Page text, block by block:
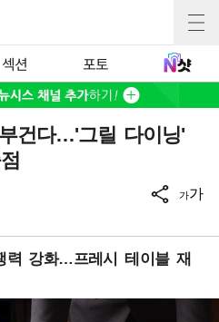
섹션 포토
건다…'그릴 다이닝'
가가
력 강화…프레시 테이블 재